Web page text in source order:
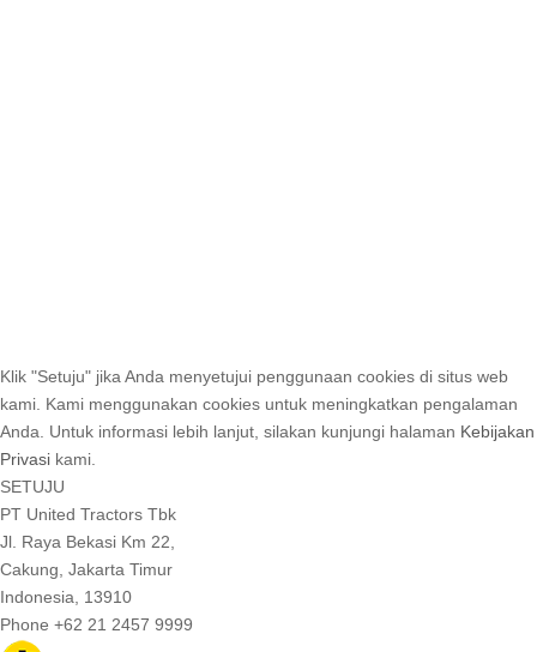
Klik "Setuju" jika Anda menyetujui penggunaan cookies di situs web
kami. Kami menggunakan cookies untuk meningkatkan pengalaman
Anda. Untuk informasi lebih lanjut, silakan kunjungi halaman Kebijakan
Privasi kami.
SETUJU
PT United Tractors Tbk
Jl. Raya Bekasi Km 22,
Cakung, Jakarta Timur
Indonesia, 13910
Phone +62 21 2457 9999